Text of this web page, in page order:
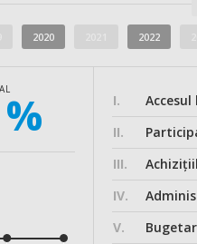
2020 2022
I.
II.
III.
IV.
V.